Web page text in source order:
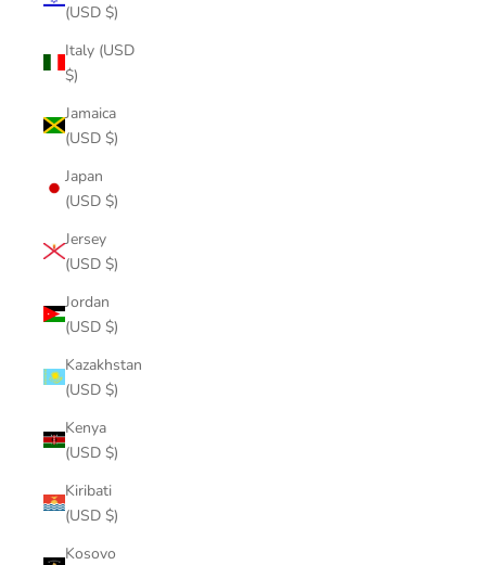
(USD $)
Italy (USD
$)
Jamaica
(USD $)
Japan
(USD $)
Jersey
(USD $)
Jordan
(USD $)
Kazakhstan
(USD $)
Kenya
(USD $)
Kiribati
(USD $)
Kosovo